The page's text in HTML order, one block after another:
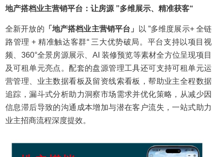
地产搭档业主营销平台：让房源 ”多维展示、精准获客“
全新开放的 「地产搭档业主营销平台」
以 ”多维度展示+ 全链
路管理 + 精准触达客群“ 三大优势破局。平台支持以项目视
频、360°全景房源展示、AI 装修预览等素材全方位呈现项目
及可租单元亮点。配套的盘源管理工具还可支持可租单元运
营管理、业主数据看板及留资线索看板，帮助业主全程数据
追踪，漏斗式分析助力洞察市场需求并优化策略，从减少因
信息滞后导致的沟通成本增加与潜在客户流失，一站式助力
业主招商流程深度提效。